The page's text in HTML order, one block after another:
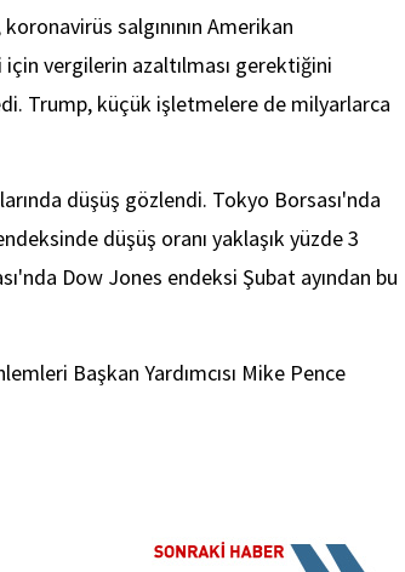
salgınının Amerikan
vergilerin azaltılması gerektiğini
Trump, küçük işletmelere de milyarlarca
düşüş gözlendi. Tokyo Borsası'nda
düşüş oranı yaklaşık yüzde 3
Dow Jones endeksi Şubat ayından bu
Başkan Yardımcısı Mike Pence